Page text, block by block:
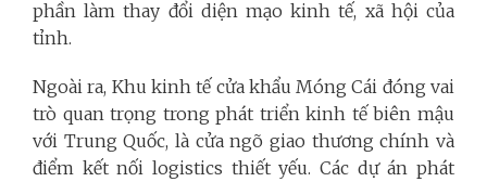
phần làm thay đổi diện mạo kinh tế, xã hội của
tỉnh.
Ngoài ra, Khu kinh tế cửa khẩu Móng Cái đóng vai
trò quan trọng trong phát triển kinh tế biên mậu
với Trung Quốc, là cửa ngõ giao thương chính và
điểm kết nối logistics thiết yếu. Các dự án phát